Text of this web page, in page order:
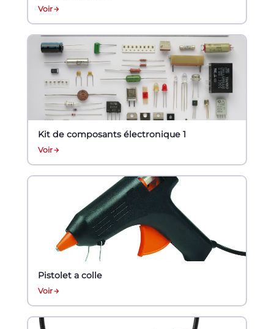
Voir
Kit de composants électronique 1
Voir
Pistolet a colle
Voir